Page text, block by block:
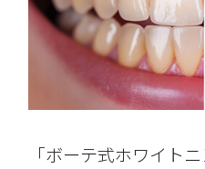
「ボーテ式ホワイト